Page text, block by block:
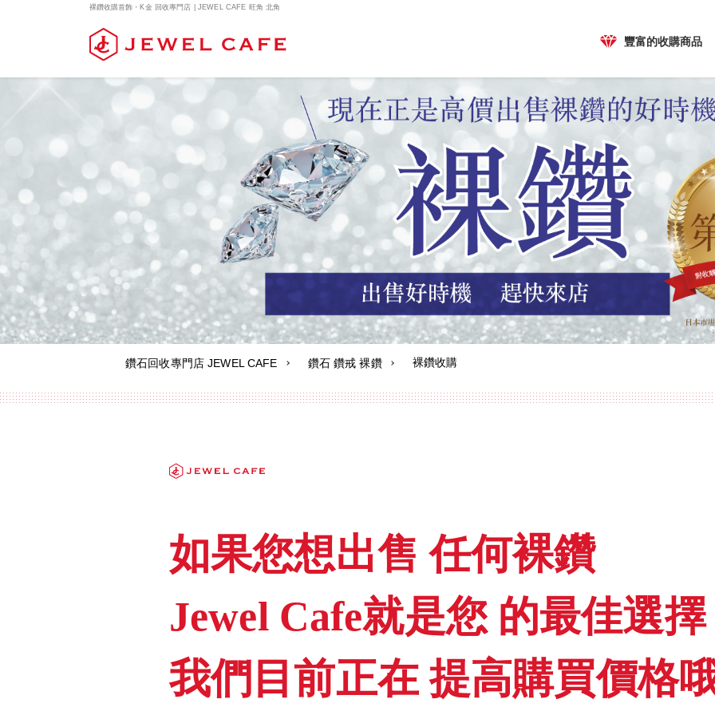
裸鑽收購首飾・K金 回收專門店 | JEWEL CAFE 旺角 北角
豐富的收購商品
鑽石回收專門店 JEWEL CAFE 鑽石 鑽戒 裸鑽 裸鑽收購
如果您想出售 任何裸鑽
Jewel Cafe就是您的最佳選擇
我們目前正在提高購買價格